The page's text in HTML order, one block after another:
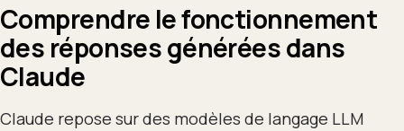
Comprendre le fonctionnement
des réponses générées dans
Claude
Claude repose sur des modèles de langage LLM